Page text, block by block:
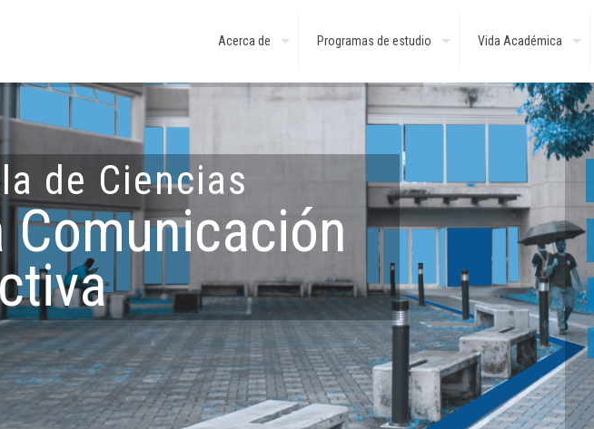
Acerca de Programas de estudio Vida Académica
Comunicación
de Ciencias